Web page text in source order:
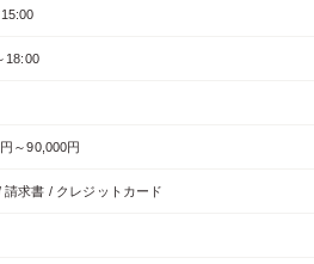
18:00
～90,000円
請求書 / クレジットカード